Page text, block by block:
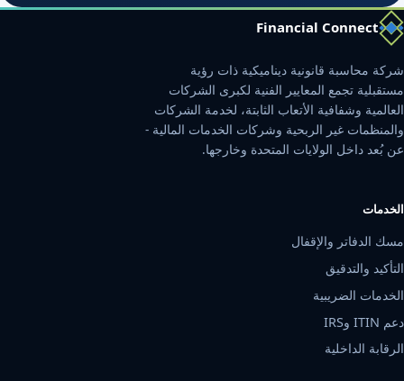
Financial Connect
شركة محاسبة قانونية ديناميكية ذات رؤية
مستقبلية تجمع المعايير الفنية لكبرى الشركات
العالمية وشفافية الأتعاب الثابتة، لخدمة الشركات
والمنظمات غير الربحية وشركات الخدمات المالية -
عن بُعد داخل الولايات المتحدة وخارجها.
الخدمات
مسك الدفاتر والإقفال
التأكيد والتدقيق
الخدمات الضريبية
دعم ITIN وIRS
الرقابة الداخلية